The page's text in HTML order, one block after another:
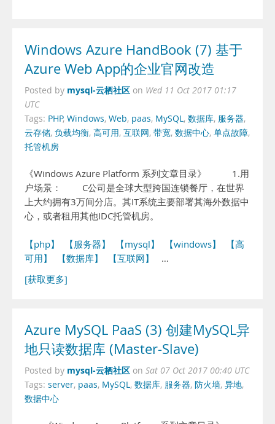
Windows Azure HandBook (7) 基于
Azure Web App的企业官网改造
Posted by mysql-云栖社区 on Wed 11 Oct 2017 01:17
UTC
Tags: PHP, Windows, Web, paas, MySQL, 数据库, 服务器,
云存储, 负载均衡, 高可用, 互联网, 带宽, 数据中心, 单点故障,
托管机房
《Windows Azure Platform 系列文章目录》 1.用
户场景： C公司是全球大型跨国连锁餐厅，在世界
上大约拥有3万间分店。其IT系统主要部署其海外数据中
心，或者租用其他IDC托管机房。
【php】 【服务器】 【mysql】 【windows】
【高
可用】
【数据库】 【互联网】
…
[获取更多]
Azure MySQL PaaS (3) 创建MySQL异
地只读数据库 (Master-Slave)
Posted by mysql-云栖社区 on Sat 07 Oct 2017 00:40 UTC
Tags: server, paas, MySQL, 数据库, 服务器, 防火墙, 异地,
数据中心